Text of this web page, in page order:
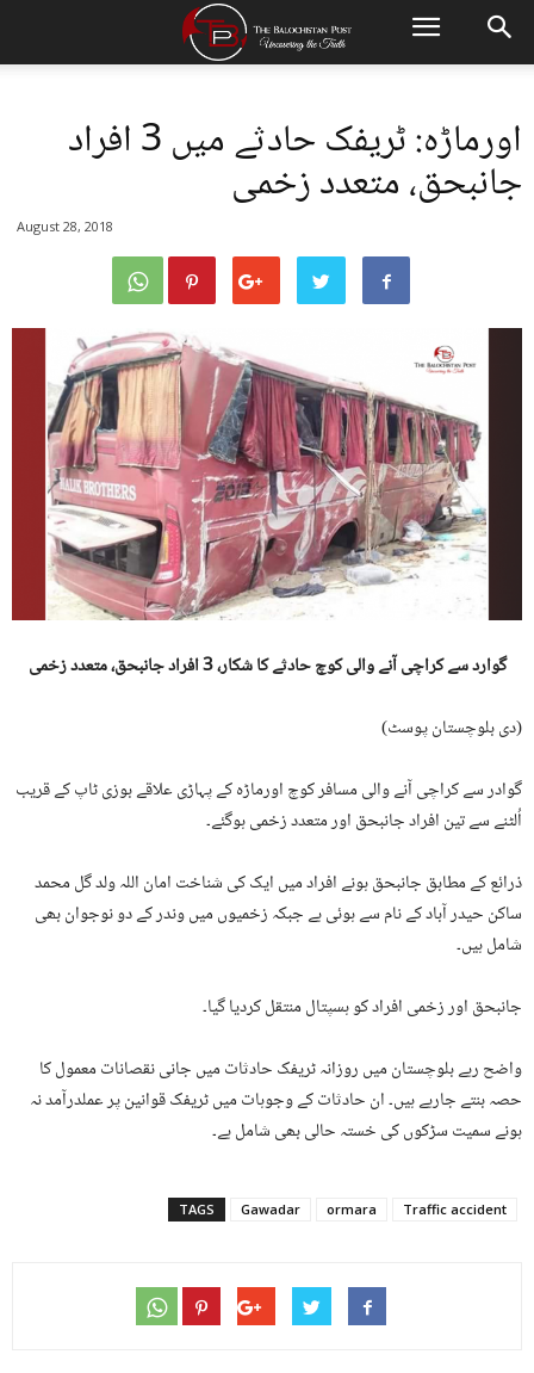
اورماڑہ: ٹریفک حادثے میں 3 افراد
جانبحق، متعدد زخمی
August 28, 2018
گوارد سے کراچی آنے والی کوچ حادثے کا شکار، 3 افراد جانبحق، متعدد زخمی
(دی بلوچستان پوسٹ)
گوادر سے کراچی آنے والی مسافر کوچ اورماڑہ کے پہاڑی علاقے بوزی ٹاپ کے قریب
اُلٹنے سے تین افراد جانبحق اور متعدد زخمی ہوگئے۔
ذرائع کے مطابق جانبحق ہونے افراد میں ایک کی شناخت امان اللہ ولد گل محمد
ساکن حیدر آباد کے نام سے ہوئی ہے جبکہ زخمیوں میں وندر کے دو نوجوان بھی
شامل ہیں۔
جانبحق اور زخمی افراد کو ہسپتال منتقل کردیا گیا۔
واضح رہے بلوچستان میں روزانہ ٹریفک حادثات میں جانی نقصانات معمول کا
حصہ بنتے جارہے ہیں۔ ان حادثات کے وجوہات میں ٹریفک قوانین پر عملدرآمد نہ
ہونے سمیت سڑکوں کی خستہ حالی بھی شامل ہے۔
TAGS Gawadar ormara Traffic accident